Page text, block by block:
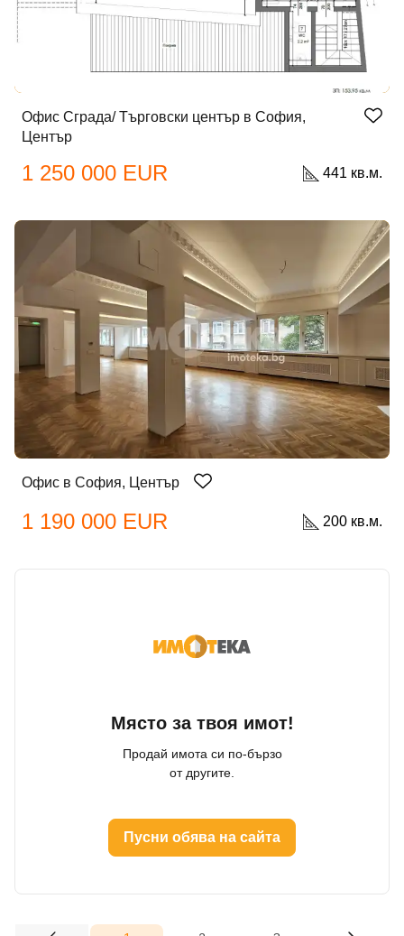
Добре дошъл!
Офис Сграда/ Търговски център в София,
Център
1 250 000 EUR 441 кв.м.
Офис в София, Център
1 190 000 EUR 200 кв.м.
Място за твоя имот!
Продай имота си по-бързо
от другите.
Пусни обява на сайта